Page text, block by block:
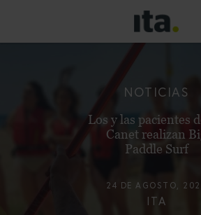
NOTICIAS
Los y las pacientes
Canet realizan
Paddle Surf
24 DE AGOSTO,
ITA